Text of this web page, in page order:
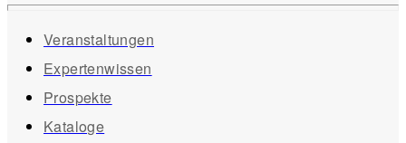
Veranstaltungen
Expertenwissen
Prospekte
Kataloge